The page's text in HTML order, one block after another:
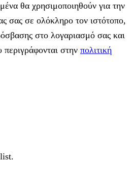
θα χρησιμοποιηθούν για την
σας σε ολόκληρο τον ιστότοπο,
στο λογαριασμό σας και
στην πολιτική